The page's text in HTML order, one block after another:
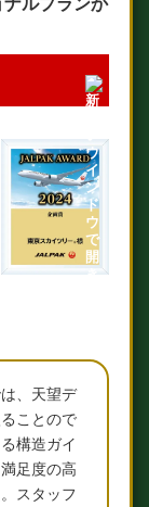
、天望デ
ことので
構造ガイ
足度の高
スタッフ